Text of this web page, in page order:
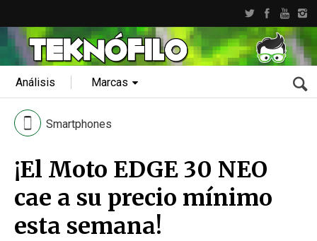
Análisis Marcas
Smartphones
¡El Moto EDGE 30 NEO
cae a su precio mínimo
esta semana!